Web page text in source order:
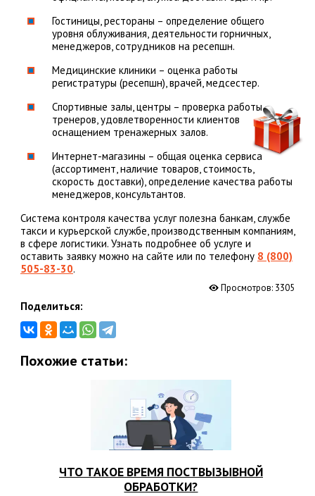
Гостиницы, рестораны – определение общего
уровня облуживания, деятельности горничных,
менеджеров, сотрудников на ресепшн.
Медицинские клиники – оценка работы
регистратуры (ресепшн), врачей, медсестер.
Спортивные залы, центры – проверка работы
тренеров, удовлетворенности клиентов
оснащением тренажерных залов.
Интернет-магазины – общая оценка сервиса
(ассортимент, наличие товаров, стоимость,
скорость доставки), определение качества работы
менеджеров, консультантов.
Система контроля качества услуг полезна банкам, службе
такси и курьерской службе, производственным компаниям,
в сфере логистики. Узнать подробнее об услуге и
оставить заявку можно на сайте или по телефону 8 (800)
505-83-30.
Просмотров: 3305
Поделиться:
Похожие статьи:
ЧТО ТАКОЕ ВРЕМЯ ПОСТВЫЗЫВНОЙ
ОБРАБОТКИ?